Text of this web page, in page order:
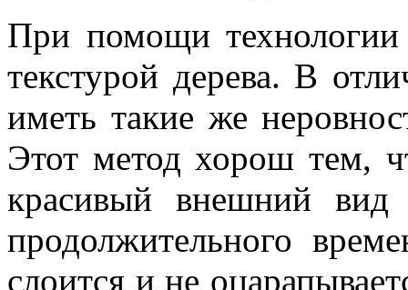
При помощи технологии
текстурой дерева. В
иметь такие же
Этот метод хорош тем,
красивый внешний
продолжительного
слоится и не